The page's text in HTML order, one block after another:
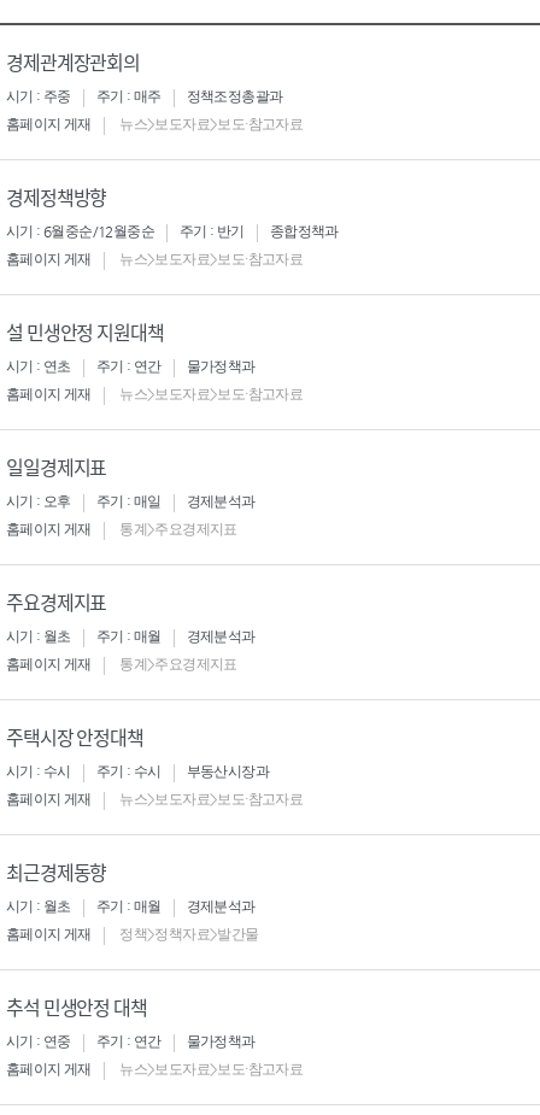
경제관계장관회의
시기 : 주중 주기 : 매주
정책조정총괄과
홈페이지 게재
뉴스>보도자료>보도·참고자료
경제정책방향
시기 : 6월중순/12월중순 주기 : 반기
종합정책과
홈페이지 게재
뉴스>보도자료>보도·참고자료
설 민생안정 지원대책
시기 : 연초 주기 : 연간
물가정책과
홈페이지 게재
뉴스>보도자료>보도·참고자료
일일경제지표
시기 : 오후 주기 : 매일
경제분석과
홈페이지 게재
통계>주요경제지표
주요경제지표
시기 : 월초 주기 : 매월
경제분석과
홈페이지 게재
통계>주요경제지표
주택시장 안정대책
시기 : 수시 주기 : 수시
부동산시장과
홈페이지 게재
뉴스>보도자료>보도·참고자료
최근경제동향
시기 : 월초 주기 : 매월
경제분석과
홈페이지 게재
정책>정책자료>발간물
추석 민생안정 대책
시기 : 연중 주기 : 연간
물가정책과
홈페이지 게재
뉴스>보도자료>보도·참고자료